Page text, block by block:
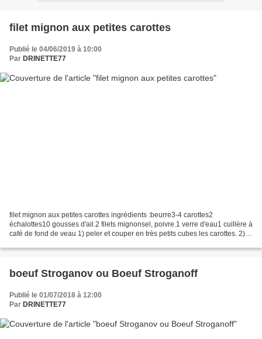
filet mignon aux petites carottes
Publié le 04/06/2019 à 10:00
Par DRINETTE77
filet mignon aux petites carottes ingrédients :beurre3-4 carottes2
échalottes10 gousses d'ail.2 filets mignonsel, poivre.1 verre d'eau1 cuillère à
café de fond de veau 1) peler et couper en très petits cubes les carottes. 2)
boeuf Stroganov ou Boeuf Stroganoff
Publié le 01/07/2018 à 12:00
Par DRINETTE77